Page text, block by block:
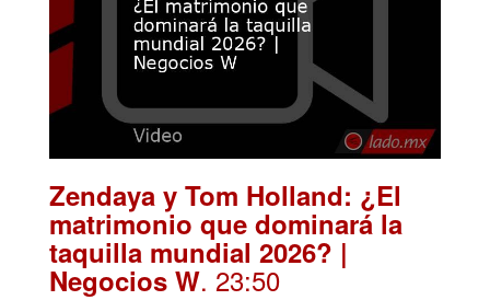
Zendaya y Tom Holland: ¿El
matrimonio que dominará la
taquilla mundial 2026? |
Negocios W. 23:50